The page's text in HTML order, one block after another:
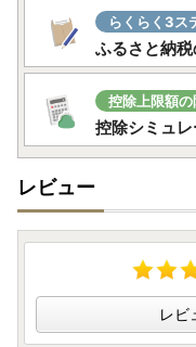
らくらく3ス
ふるさと納
控除上限額
控除シミュ
レビュー
レビ